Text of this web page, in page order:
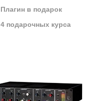
Плагин в подарок
4 подарочных курса